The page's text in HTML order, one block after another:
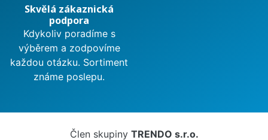
Skvělá zákaznická
podpora
Kdykoliv poradíme s
výběrem a zodpovíme
každou otázku. Sortiment
známe poslepu.
Člen skupiny TRENDO s.r.o.